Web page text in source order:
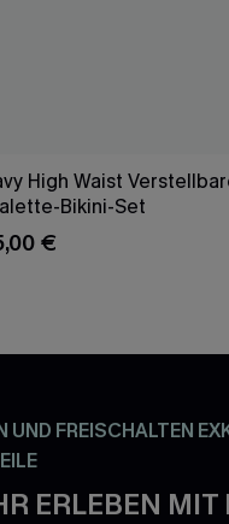
High Waist
Bikini-Set
€
UND FREISCHALTEN
ERLEBEN MIT